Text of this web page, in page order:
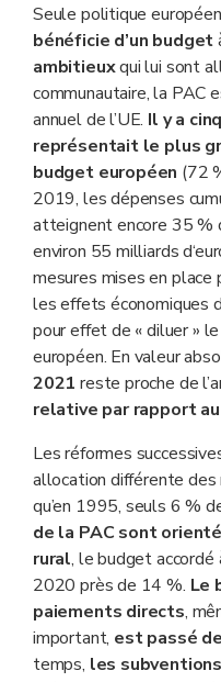
Seule politique
bénéficie d’un budget
ambitieuxqui lui sont
communautaire, la PAC
annuel de l’UE. Il y a
représentait le plus
budget européen (72
2019, les dépenses
atteignent encore 35 %
environ 55 milliards
mesures mises en place
les effets économiques
pour effet de « diluer »
européen. En valeur
2021reste proche de
relative par rapport
Les réformes
allocation différente
qu’en 1995, seuls 6 %
de la PAC sont
rural, le budget accordé
2020 près de 14 %. Le
paiements directs,
important, est passé
temps, les